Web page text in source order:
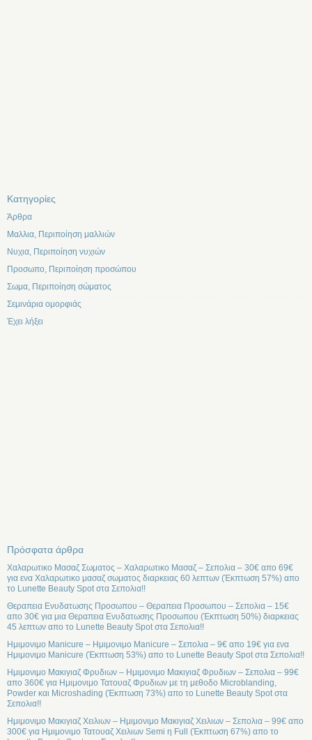
Kατηγορίες
Άρθρα
Μαλλια, Περιποίηση μαλλιών
Νυχια, Περιποίηση νυχιών
Προσωπο, Περιποίηση προσώπου
Σωμα, Περιποίηση σώματος
Σεμινάρια ομορφιάς
Έχει λήξει
Πρόσφατα άρθρα
Χαλαρωτικο Μασαζ Σωματος – Χαλαρωτικο Μασαζ – Σεπολια – 30€ απο 69€
για ενα Χαλαρωτικο μασαζ σωματος διαρκειας 60 λεπτων (Έκπτωση 57%) απο
το Lunette Beauty Spot στα Σεπολια!!
Θεραπεια Ενυδατωσης Προσωπου – Θεραπεια Προσωπου – Σεπολια – 15€
απο 30€ για μια Θεραπεια Ενυδατωσης Προσωπου (Έκπτωση 50%) διαρκειας
45 λεπτων απο το Lunette Beauty Spot στα Σεπολια!!
Ημιμονιμο Manicure – Ημιμονιμο Manicure – Σεπολια – 9€ απο 19€ για ενα
Ημιμονιμο Manicure (Έκπτωση 53%) απο το Lunette Beauty Spot στα Σεπολια!!
Ημιμονιμο Μακιγιαζ Φρυδιων – Ημιμονιμο Μακιγιαζ Φρυδιων – Σεπολια – 99€
απο 360€ για Ημιμονιμο Τατουαζ Φρυδιων με τη μεθοδο Microblanding,
Powder και Microshading (Έκπτωση 73%) απο το Lunette Beauty Spot στα
Σεπολια!!
Ημιμονιμο Μακιγιαζ Χειλιων – Ημιμονιμο Μακιγιαζ Χειλιων – Σεπολια – 99€ απο
300€ για Ημιμονιμο Τατουαζ Χειλιων Semi η Full (Έκπτωση 67%) απο το